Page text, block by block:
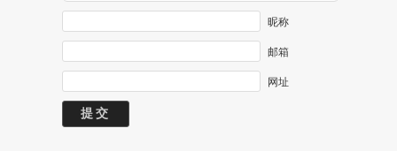
昵称
邮箱
网址